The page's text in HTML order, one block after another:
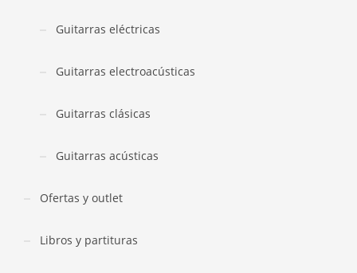
Guitarras eléctricas
Guitarras electroacústicas
Guitarras clásicas
Guitarras acústicas
Ofertas y outlet
Libros y partituras